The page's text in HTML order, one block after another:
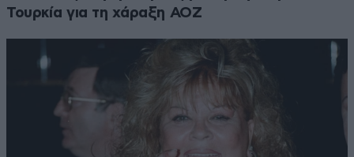
Τουρκία για τη χάραξη ΑΟΖ